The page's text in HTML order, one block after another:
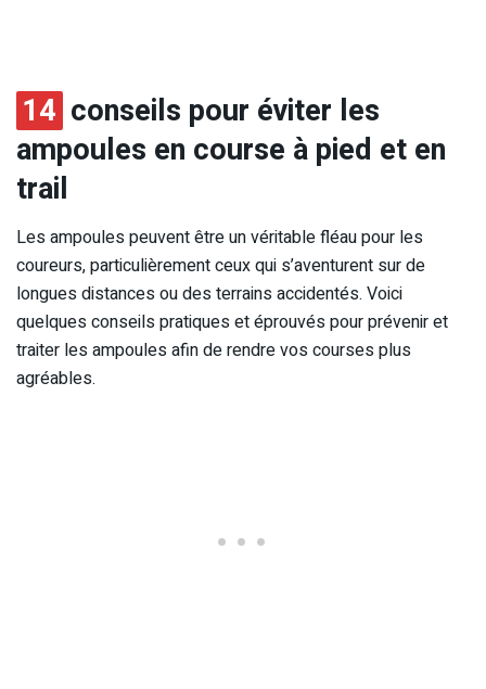
14 conseils pour éviter les
ampoules en course à pied et en
trail
Les ampoules peuvent être un véritable fléau pour les
coureurs, particulièrement ceux qui s’aventurent sur de
longues distances ou des terrains accidentés. Voici
quelques conseils pratiques et éprouvés pour prévenir et
traiter les ampoules afin de rendre vos courses plus
agréables.